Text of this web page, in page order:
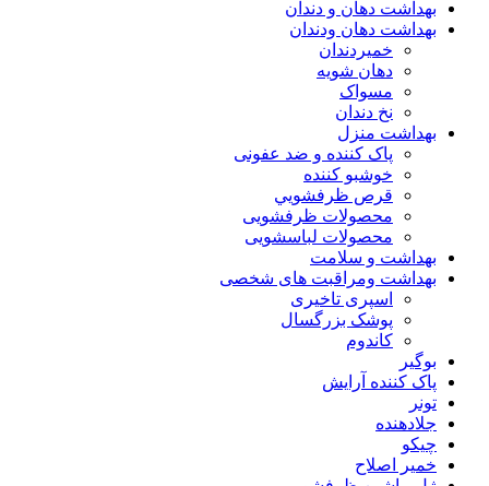
بهداشت دهان و دندان
بهداشت دهان ودندان
خمیردندان
دهان شویه
مسواک
نخ دندان
بهداشت منزل
پاک کننده و ضد عفونی
خوشبو کننده
قرص ظرفشويي
محصولات ظرفشویی
محصولات لباسشویی
بهداشت و سلامت
بهداشت ومراقبت های شخصی
اسپری تاخیری
پوشک بزرگسال
کاندوم
بوگیر
پاک کننده آرایش
تونر
جلادهنده
چیکو
خمیر اصلاح